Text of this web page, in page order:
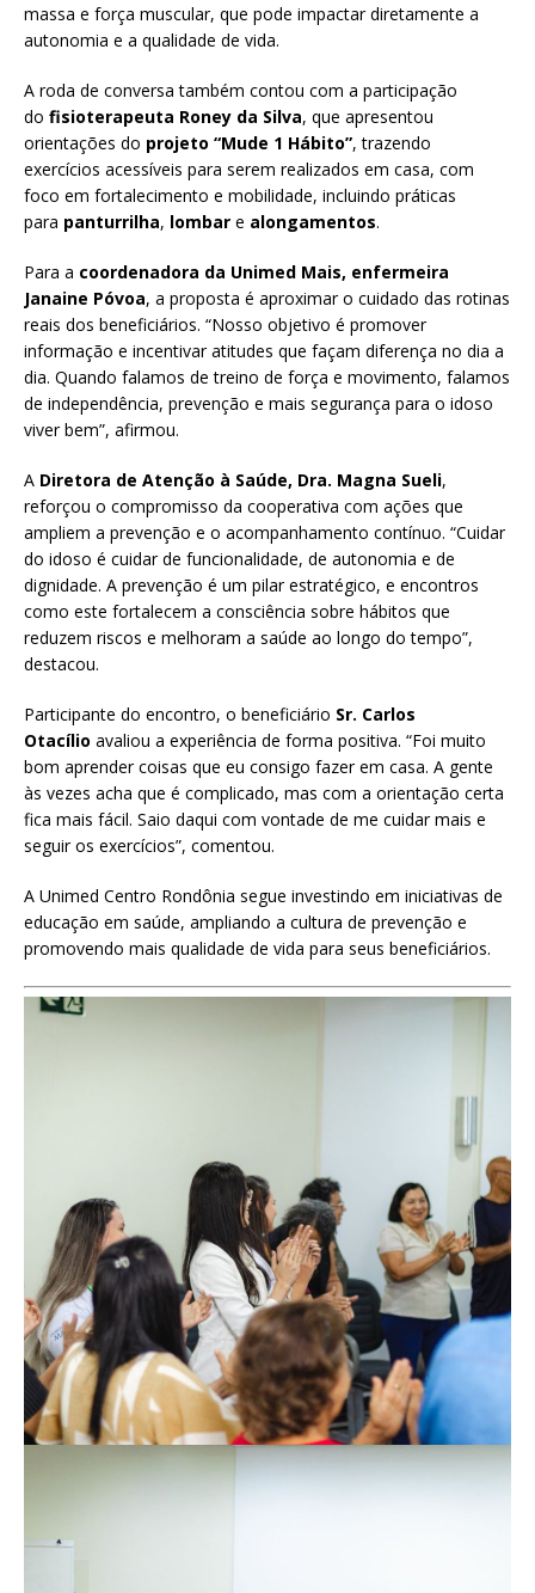
massa e força muscular, que pode impactar diretamente a
autonomia e a qualidade de vida.
A roda de conversa também contou com a participação
do fisioterapeuta Roney da Silva, que apresentou
orientações do projeto “Mude 1 Hábito”, trazendo
exercícios acessíveis para serem realizados em casa, com
foco em fortalecimento e mobilidade, incluindo práticas
para panturrilha, lombar e alongamentos.
Para a coordenadora da Unimed Mais, enfermeira
Janaine Póvoa, a proposta é aproximar o cuidado das rotinas
reais dos beneficiários. “Nosso objetivo é promover
informação e incentivar atitudes que façam diferença no dia a
dia. Quando falamos de treino de força e movimento, falamos
de independência, prevenção e mais segurança para o idoso
viver bem”, afirmou.
A Diretora de Atenção à Saúde, Dra. Magna Sueli,
reforçou o compromisso da cooperativa com ações que
ampliem a prevenção e o acompanhamento contínuo. “Cuidar
do idoso é cuidar de funcionalidade, de autonomia e de
dignidade. A prevenção é um pilar estratégico, e encontros
como este fortalecem a consciência sobre hábitos que
reduzem riscos e melhoram a saúde ao longo do tempo”,
destacou.
Participante do encontro, o beneficiário Sr. Carlos
Otacílio avaliou a experiência de forma positiva. “Foi muito
bom aprender coisas que eu consigo fazer em casa. A gente
às vezes acha que é complicado, mas com a orientação certa
fica mais fácil. Saio daqui com vontade de me cuidar mais e
seguir os exercícios”, comentou.
A Unimed Centro Rondônia segue investindo em iniciativas de
educação em saúde, ampliando a cultura de prevenção e
promovendo mais qualidade de vida para seus beneficiários.